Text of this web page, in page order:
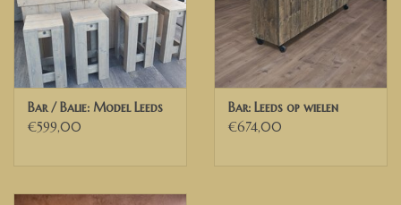
Diepte 50 cm
Hoogte 110 cm
Model op de foto is naturel (onbehandeld).
ons op. Dan kunnen wij de mogelijkheden bespreken.
✅ Voor Belgische ondernemingen die beschikken over een geldig
Bar / Balie: Model Leeds
€599,00
Bar: Leeds op wielen
€674,00